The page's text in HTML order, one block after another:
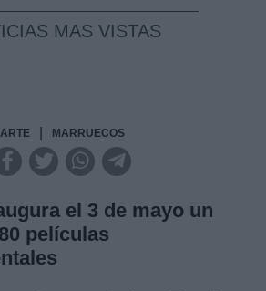
MAS VISTAS
ARTE MARRUECOS
el 3 de mayo un
películas